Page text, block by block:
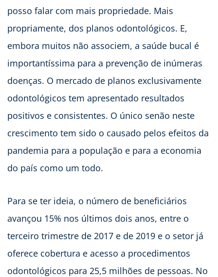
posso falar com mais propriedade. Mais
propriamente, dos planos odontológicos. E,
embora muitos não associem, a saúde bucal é
importantíssima para a prevenção de inúmeras
doenças. O mercado de planos exclusivamente
odontológicos tem apresentado resultados
positivos e consistentes. O único senão neste
crescimento tem sido o causado pelos efeitos da
pandemia para a população e para a economia
do país como um todo.
Para se ter ideia, o número de beneficiários
avançou 15% nos últimos dois anos, entre o
terceiro trimestre de 2017 e de 2019 e o setor já
oferece cobertura e acesso a procedimentos
odontológicos para 25,5 milhões de pessoas. No